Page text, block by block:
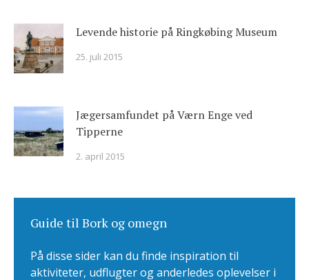
Levende historie på Ringkøbing Museum
25. juli 2015
Jægersamfundet på Værn Enge ved
Tipperne
2. april 2015
Guide til Bork og omegn
På disse sider kan du finde inspiration til
aktiviteter, udflugter og anderledes oplevelser i